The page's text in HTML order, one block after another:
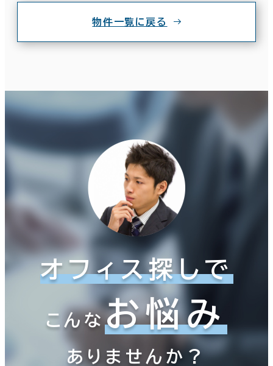
物件一覧に戻る
オフィス探しで
こんなお悩み
ありませんか？